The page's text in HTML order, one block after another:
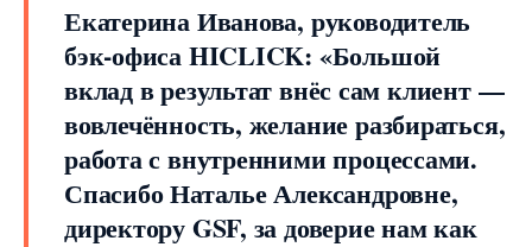
Екатерина Иванова, руководитель
бэк-офиса HICLICK: «Большой
вклад в результат внёс сам клиент —
вовлечённость, желание разбираться,
работа с внутренними процессами.
Спасибо Наталье Александровне,
директору GSF, за доверие нам как